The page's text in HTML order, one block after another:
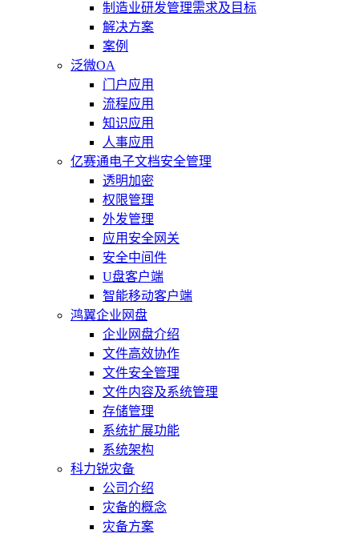
制造业研发管理需求及目标
解决方案
案例
泛微OA
门户应用
流程应用
知识应用
人事应用
亿赛通电子文档安全管理
透明加密
权限管理
外发管理
应用安全网关
安全中间件
U盘客户端
智能移动客户端
鸿翼企业网盘
企业网盘介绍
文件高效协作
文件安全管理
文件内容及系统管理
存储管理
系统扩展功能
系统架构
科力锐灾备
公司介绍
灾备的概念
灾备方案